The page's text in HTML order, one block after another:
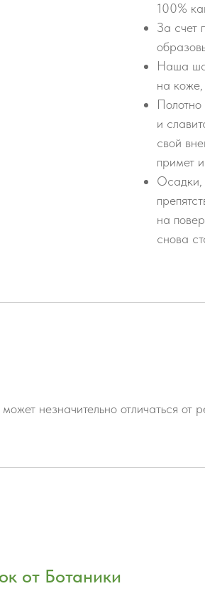
100%
За счет
Наша
на коже,
и
свой
примет
Осадки,
на
снова
незначительно отличаться от
от Ботаники